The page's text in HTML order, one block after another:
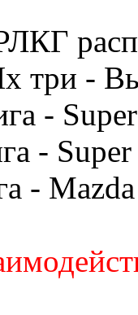
три -
-
-
-